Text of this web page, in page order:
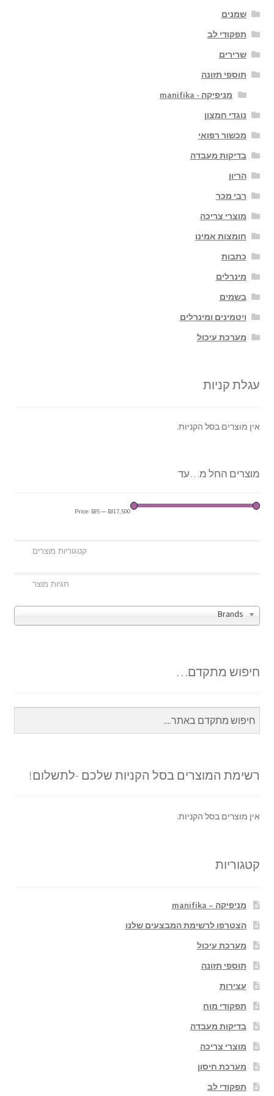
שמנים
תפקודי לב
שרירים
תוספי תזונה
מניפיקה - manifika
נוגדי חמצון
מכשור רפואי
בדיקות מעבדה
הריון
רבי מכר
מוצרי צריכה
חומצות אמינו
כתבות
מינרלים
בשמים
ויטמינים ומינרלים
מערכת עיכול
עגלת קניות
אין מוצרים בסל הקניות.
מוצרים החל מ…עד
Price: ₪5— ₪17,500
Brands
חיפוש מתקדם…
רשימת המוצרים בסל הקניות שלכם -לתשלום!
אין מוצרים בסל הקניות.
קטגוריות
מניפיקה – manifika
הצטרפו לרשימת המבצעים שלנו
מערכת עיכול
תוספי תזונה
עצירות
תפקודי מוח
בדיקות מעבדה
מוצרי צריכה
מערכת חיסון
תפקודי לב